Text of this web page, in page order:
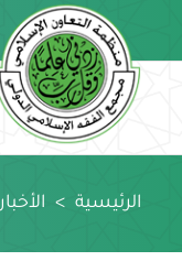
content
الرئيسية > الأخبار